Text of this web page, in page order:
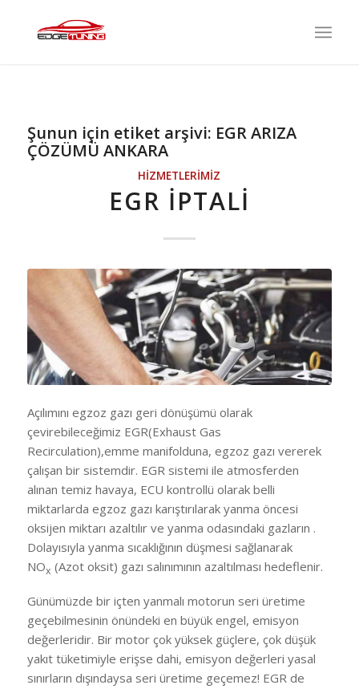
Şunun için etiket arşivi: EGR ARIZA
ÇÖZÜMÜ ANKARA
HIZMETLERIMIZ
EGR İPTALI
Açılımını egzoz gazı geri dönüşümü olarak
çevirebileceğimiz EGR(Exhaust Gas
Recirculation),emme manifolduna, egzoz gazı vererek
çalışan bir sistemdir. EGR sistemi ile atmosferden
alınan temiz havaya, ECU kontrollü olarak belli
miktarlarda egzoz gazı karıştırılarak yanma öncesi
oksijen miktarı azaltılır ve yanma odasındaki gazların .
Dolayısıyla yanma sıcaklığının düşmesi sağlanarak
NOx (Azot oksit) gazı salınımının azaltılması hedeflenir.
Günümüzde bir içten yanmalı motorun seri üretime
geçebilmesinin önündeki en büyük engel, emisyon
değerleridir. Bir motor çok yüksek güçlere, çok düşük
yakıt tüketimiyle erişse dahi, emisyon değerleri yasal
sınırların dışındaysa seri üretime geçemez! EGR de